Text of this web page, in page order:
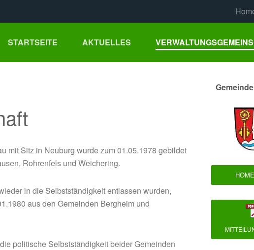
STARTSEITE AKTUELLES
mit Sitz in Neuburg wurde zum 01.05.1978 gebildet
Rohrenfels und Weichering.
in die Selbstständigkeit entlassen wurden,
aus den Gemeinden Bergheim und
politische Selbstständigkeit beider Gemeinden